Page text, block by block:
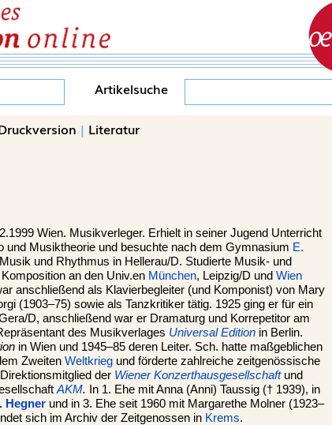
Artikelsuche
| Literatur
Wien. Musikverleger. Erhielt in seiner Jugend Unterricht
und Musiktheorie und besuchte nach dem Gymnasium E.
und Rhythmus in Hellerau/D. Studierte Musik- und
an den Univ.en München, Leipzig/D und Wien
anschließend als Klavierbegleiter (und Komponist) von Mary
(1903–75) sowie als Tanzkritiker tätig. 1925 ging er für ein
D, anschließend war er Dramaturg und Korrepetitor am
des Musikverlages Universal Edition in Berlin.
in Wien und 1945–85 deren Leiter. Sch. hatte maßgeblichen
Zweiten Weltkrieg und förderte zahlreiche zeitgenössische
der Wiener Konzerthausgesellschaftund
AKM. In 1. Ehe mit Anna (Anni) Taussig († 1939), in
Hegner und in 3. Ehe seit 1960 mit Margarethe Molner (1923–
sich im Archiv der Zeitgenossen in Krems.